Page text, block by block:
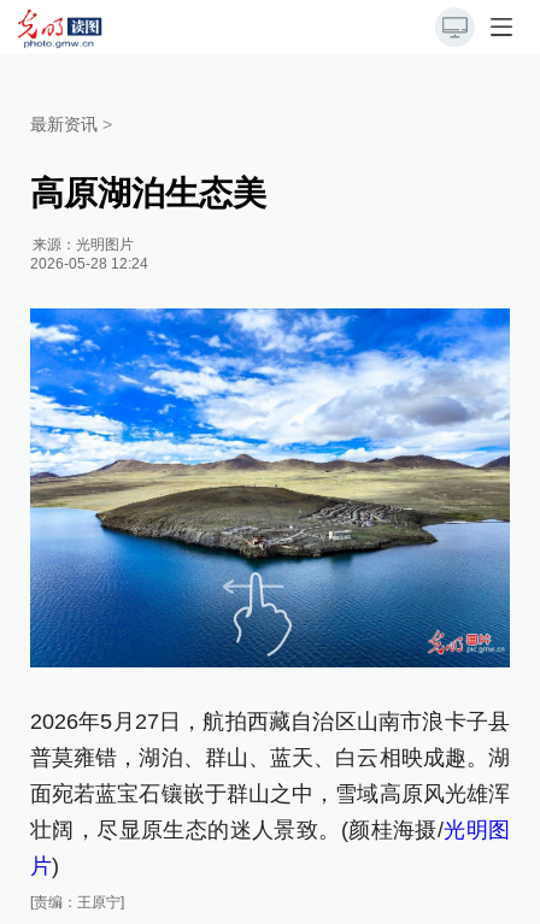
最新资讯 >
高原湖泊生态美
来源：光明图片
2026-05-28 12:24
2026年5月27日，航拍西藏自治区山南市浪卡子县
普莫雍错，湖泊、群山、蓝天、白云相映成趣。湖
面宛若蓝宝石镶嵌于群山之中，雪域高原风光雄浑
壮阔，尽显原生态的迷人景致。(颜桂海摄/光明图
片)
[责编：王原宁]